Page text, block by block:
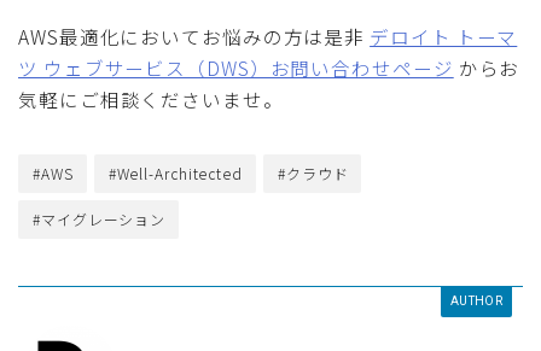
AWS最適化においてお悩みの方は是非 デロイト トーマ
ツ ウェブサービス（DWS）お問い合わせページ からお
気軽にご相談くださいませ。
#AWS #Well-Architected #クラウド
#マイグレーション
AUTHOR